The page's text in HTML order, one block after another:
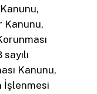
Kanunu,
Kanunu,
İşlenmesi